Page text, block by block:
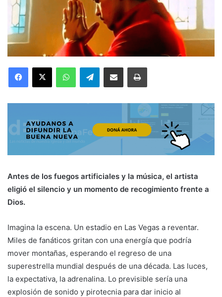
Telegram
Antes de los fuegos artificiales y la música, el artista
eligió el silencio y un momento de recogimiento frente a
Dios.
Imagina la escena. Un estadio en Las Vegas a reventar.
Miles de fanáticos gritan con una energía que podría
mover montañas, esperando el regreso de una
superestrella mundial después de una década. Las luces,
la expectativa, la adrenalina. Lo previsible sería una
explosión de sonido y pirotecnia para dar inicio al